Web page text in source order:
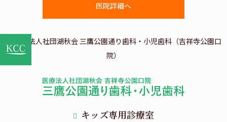
医院詳細へ
キッズ専用診療室